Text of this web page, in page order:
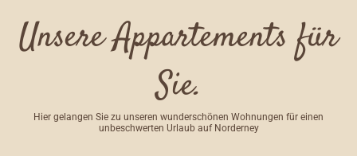
Unsere Appartements für
Sie.
Hier gelangen Sie zu unseren wunderschönen Wohnungen für einen
unbeschwerten Urlaub auf Norderney